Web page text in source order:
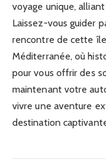
voyage unique,
Laissez-vous guider
rencontre de cette
Méditerranée, où
pour vous offrir des
maintenant votre
vivre une aventure
destination